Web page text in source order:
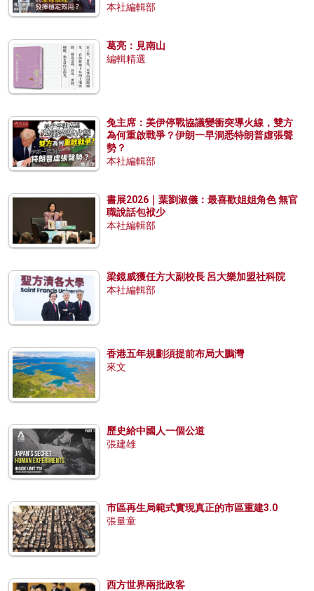
本社編輯部
葛亮：見南山
編輯精選
兔主席：美伊停戰協議變衝突導火線，雙方
為何重啟戰爭？伊朗一早洞悉特朗普虛張聲
勢？
本社編輯部
書展2026｜葉劉淑儀：最喜歡姐姐角色 無官
職說話包袱少
本社編輯部
梁鏡威獲任方大副校長 呂大樂加盟社科院
本社編輯部
香港五年規劃須提前布局大鵬灣
來文
歷史給中國人一個公道
張建雄
市區再生局範式實現真正的市區重建3.0
張量童
西方世界兩批政客